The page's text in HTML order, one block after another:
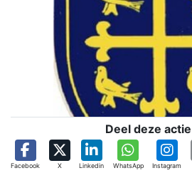
Deel deze
Facebook X Linkedin WhatsApp Instagram